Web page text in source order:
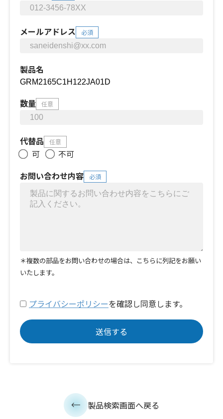
メールアドレス 必須
製品名
数量 任意
代替品 任意
可
不可
お問い合わせ内容
必須
＊複数の部品をお問い合わせの場合は、こちらに列記をお願い
いたします。
プライバシーポリシーを確認し同意します。
製品検索画面へ戻る